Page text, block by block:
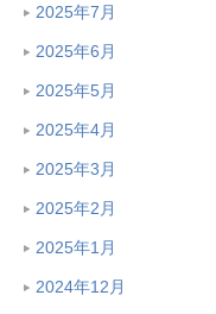
2025年7月
2025年6月
2025年5月
2025年4月
2025年3月
2025年2月
2025年1月
2024年12月